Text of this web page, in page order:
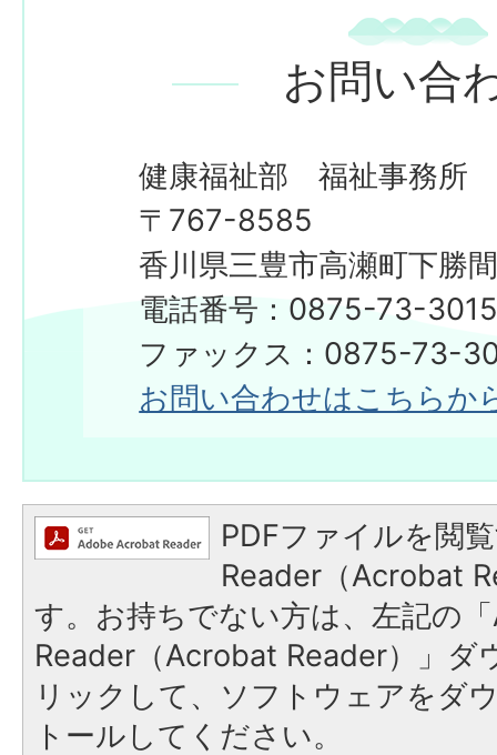
お問い合
健康福祉部 福祉事務所
〒767-8585
香川県三豊市高瀬町下勝
電話番号：0875-73-
ファックス：0875-73-
お問い合わせはこちらか
PDFファイルを閲
Reader（Acrobat
す。お持ちでない方は、左記の
Reader（Acrobat Reader）」ダ
リックして、ソフトウェアをダ
トールしてください。